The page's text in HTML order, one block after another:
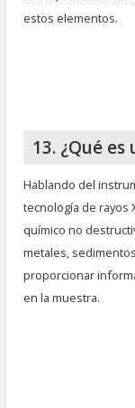
estos elementos.
13. ¿Qué
Hablando del
tecnología de rayos
químico no
metales,
proporcionar
en la muestra.